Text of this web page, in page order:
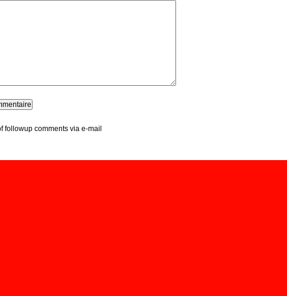
followup comments via e-mail